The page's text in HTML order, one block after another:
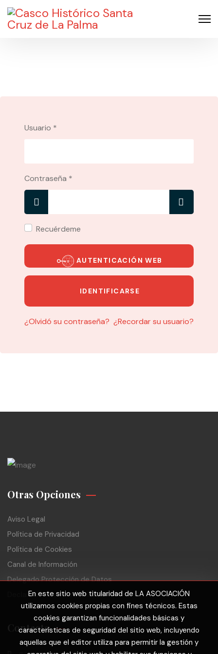
Usuario *
Contraseña *
Mostrar
Recuérdeme
AUTENTICACIÓN WEB
IDENTIFICARSE
¿Olvidó su contraseña? ¿Recordar su usuario?
Otras Opciones
Aviso Legal
Política de Privacidad
Política de Cookies
Canal de Información
Delegado Protección de Datos
Declaración de Accesibilidad
Contacto
En este sitio web titularidad de LA ASOCIACIÓN
utilizamos cookies propias con fines técnicos. Estas
cookies garantizan funcionalidades básicas y
características de seguridad del sitio web, incluyendo
aquellas que el editor utiliza para permitir la gestión y